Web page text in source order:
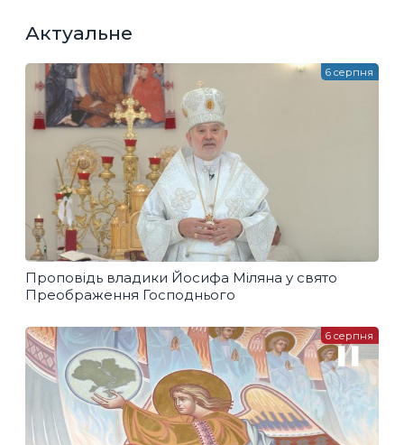
Актуальне
Проповідь владики Йосифа Міляна у свято
Преображення Господнього
6 серпня
6 серпня